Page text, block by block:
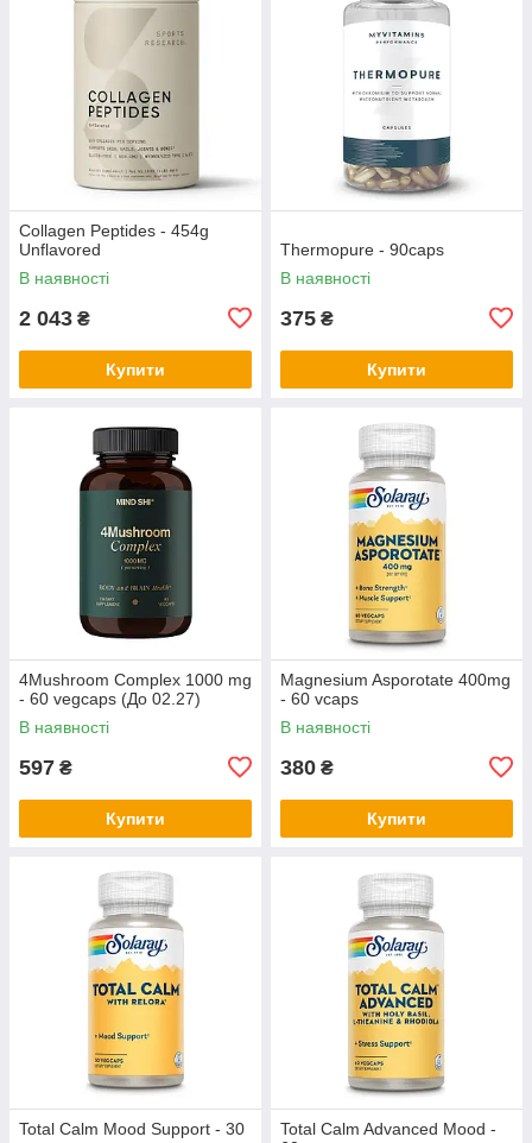
Collagen Peptides - 454g
Unflavored
В наявності
2 043 ₴
Купити
Thermopure - 90caps
В наявності
375 ₴
Купити
4Mushroom Complex 1000 mg
- 60 vegcaps (До 02.27)
В наявності
597 ₴
Купити
Magnesium Asporotate 400mg
- 60 vcaps
В наявності
380 ₴
Купити
Total Calm Mood Support - 30
Total Calm Advanced Mood -